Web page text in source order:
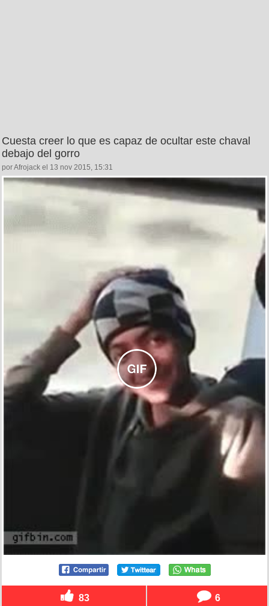
Cuesta creer lo que es capaz de ocultar este chaval
debajo del gorro
por Afrojack el 13 nov 2015, 15:31
83 6